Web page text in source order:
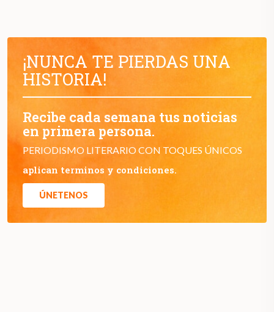
¡NUNCA TE PIERDAS UNA
HISTORIA!
Recibe cada semana tus noticias
en primera persona.
PERIODISMO LITERARIO CON TOQUES ÚNICOS
aplican terminos y condiciones.
ÚNETENOS